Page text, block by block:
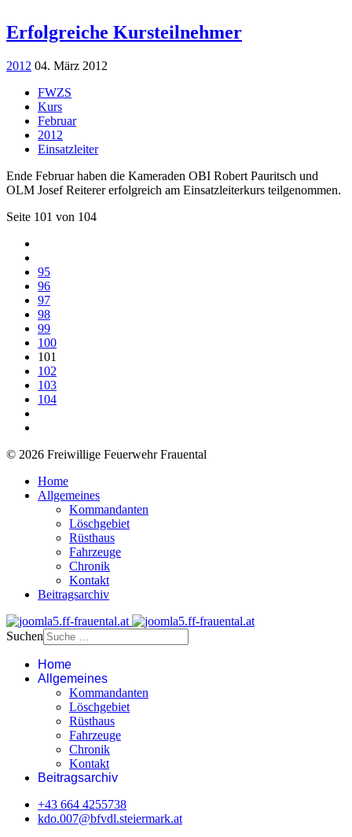
Erfolgreiche Kursteilnehmer
2012 04. März 2012
FWZS
Kurs
Februar
2012
Einsatzleiter
Ende Februar haben die Kameraden OBI Robert Pauritsch und
OLM Josef Reiterer erfolgreich am Einsatzleiterkurs teilgenommen.
Seite 101 von 104
95
96
97
98
99
100
101
102
103
104
© 2026 Freiwillige Feuerwehr Frauental
Home
Allgemeines
Kommandanten
Löschgebiet
Rüsthaus
Fahrzeuge
Chronik
Kontakt
Beitragsarchiv
Suchen
Home
Allgemeines
Kommandanten
Löschgebiet
Rüsthaus
Fahrzeuge
Chronik
Kontakt
Beitragsarchiv
+43 664 4255738‬
kdo.007@bfvdl.steiermark.at